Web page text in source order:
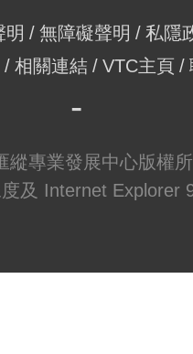
明 無障礙聲明
私隱
相關連結 VTC主頁
縱專業發展中心版權
及 Internet Explorer